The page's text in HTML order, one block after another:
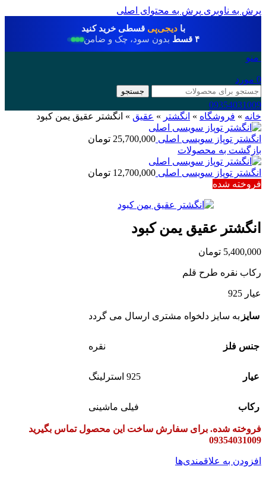
پرش به ناوبری پرش به محتوای اصلی
بادیجی‌پی قسطی خرید کنید
۴ قسط
بدون سود، چک و ضامن
منو
0 مورد
جستجو
09354031009
خانه » فروشگاه » انگشتر » عقیق » انگشتر عقیق یمن کبود
انگشتر توپاز سویسی اصلی 25,700,000 تومان
بازگشت به محصولات
انگشتر توپاز سویسی اصلی 12,700,000 تومان
فروخته شده
انگشتر عقیق یمن کبود
5,400,000 تومان
رکاب نقره طرح قلم
عیار 925
سایز به سایز دلخواه مشتری ارسال می گردد
جنس فلز نقره
عیار 925 استرلینگ
رکاب فیلی ماشینی
فروخته شده. برای سفارش ساخت این محصول تماس بگیرید
09354031009
افزودن به علاقمندی‌ها